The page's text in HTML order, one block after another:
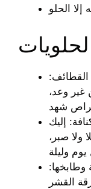
غير وعد،
إليك
ولا صبر،
وطابخها:
القشر